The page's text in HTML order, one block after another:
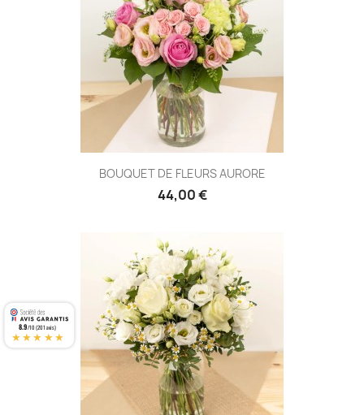
BOUQUET DE FLEURS AURORE
44,00 €
8.9/10 (201 avis)
★★★★★